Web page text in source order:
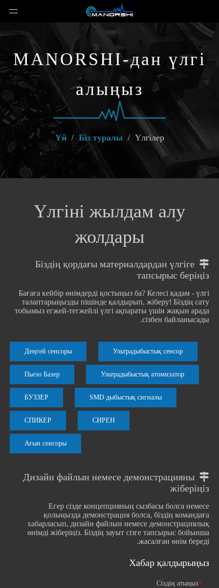
MANORSHI-дан үлгі
алыңыз
Үй / Біз туралы / Үлгілер
Үлгіні жылдам алу
жолдары

Біздің қордағы материалдардан үлгіге
тапсырыс беріңіз
Бағаға кейбір өнімдерді қостыңыз ба? Келесі қадам - ​​үлгі
талаптарыңызды пішінде қалдырып, жіберу! Біздің сату
тобымыз егжей-тегжейлі үлгі ақпараты үшін жақын арада
сізбен байланысады.
Ультрадыбыстық сенсор
Деңгей сенсоры
Ультрадыбыстық атомизатор
Пьезо Базер
SMD дыбыстық сигналы
БУЗЗЕР
СИРЕН
СПИКЕР
Ағын сенсоры

Дизайн файлын немесе демонстрацияны
жіберіңіз
Егер сізде концепцияның сызбасы болса немесе
қолыңызда демонстрация болса, біздің командаға
хабарласып, дизайн файлын немесе демонстрациялық
өнімді жіберіңіз. Біздің зауыт сізге тапсырыс бойынша
жасалған өнім береді.
Хабар қалдырыңыз
*
Сіздің атыңыз